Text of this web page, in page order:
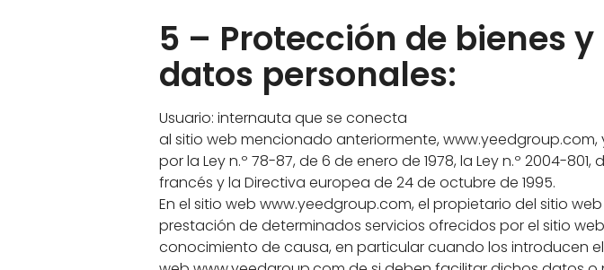
5 – Protección de bienes
datos personales:
Usuario: internauta que se conecta
al sitio web mencionado anteriormente,
por la Ley n.º 78-87, de 6 de enero de 1978, la Ley n.º 2004-
francés y la Directiva europea de 24 de octubre de 1995.
En el sitio web www.yeedgroup.com, el propietario del sitio
prestación de determinados servicios ofrecidos por el sitio
conocimiento de causa, en particular cuando los introducen